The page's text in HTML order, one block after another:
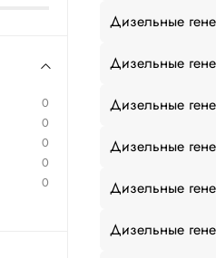
Дизельные
Дизельные
Дизельные
Дизельные
Дизельные
Дизельные
0
0
0
0
0